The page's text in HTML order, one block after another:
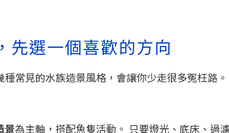
先選一個喜歡的方向
常見的水族造景風格，會讓你少走很多冤枉路。
景為主軸，搭配魚隻活動。 只要燈光、底床、過